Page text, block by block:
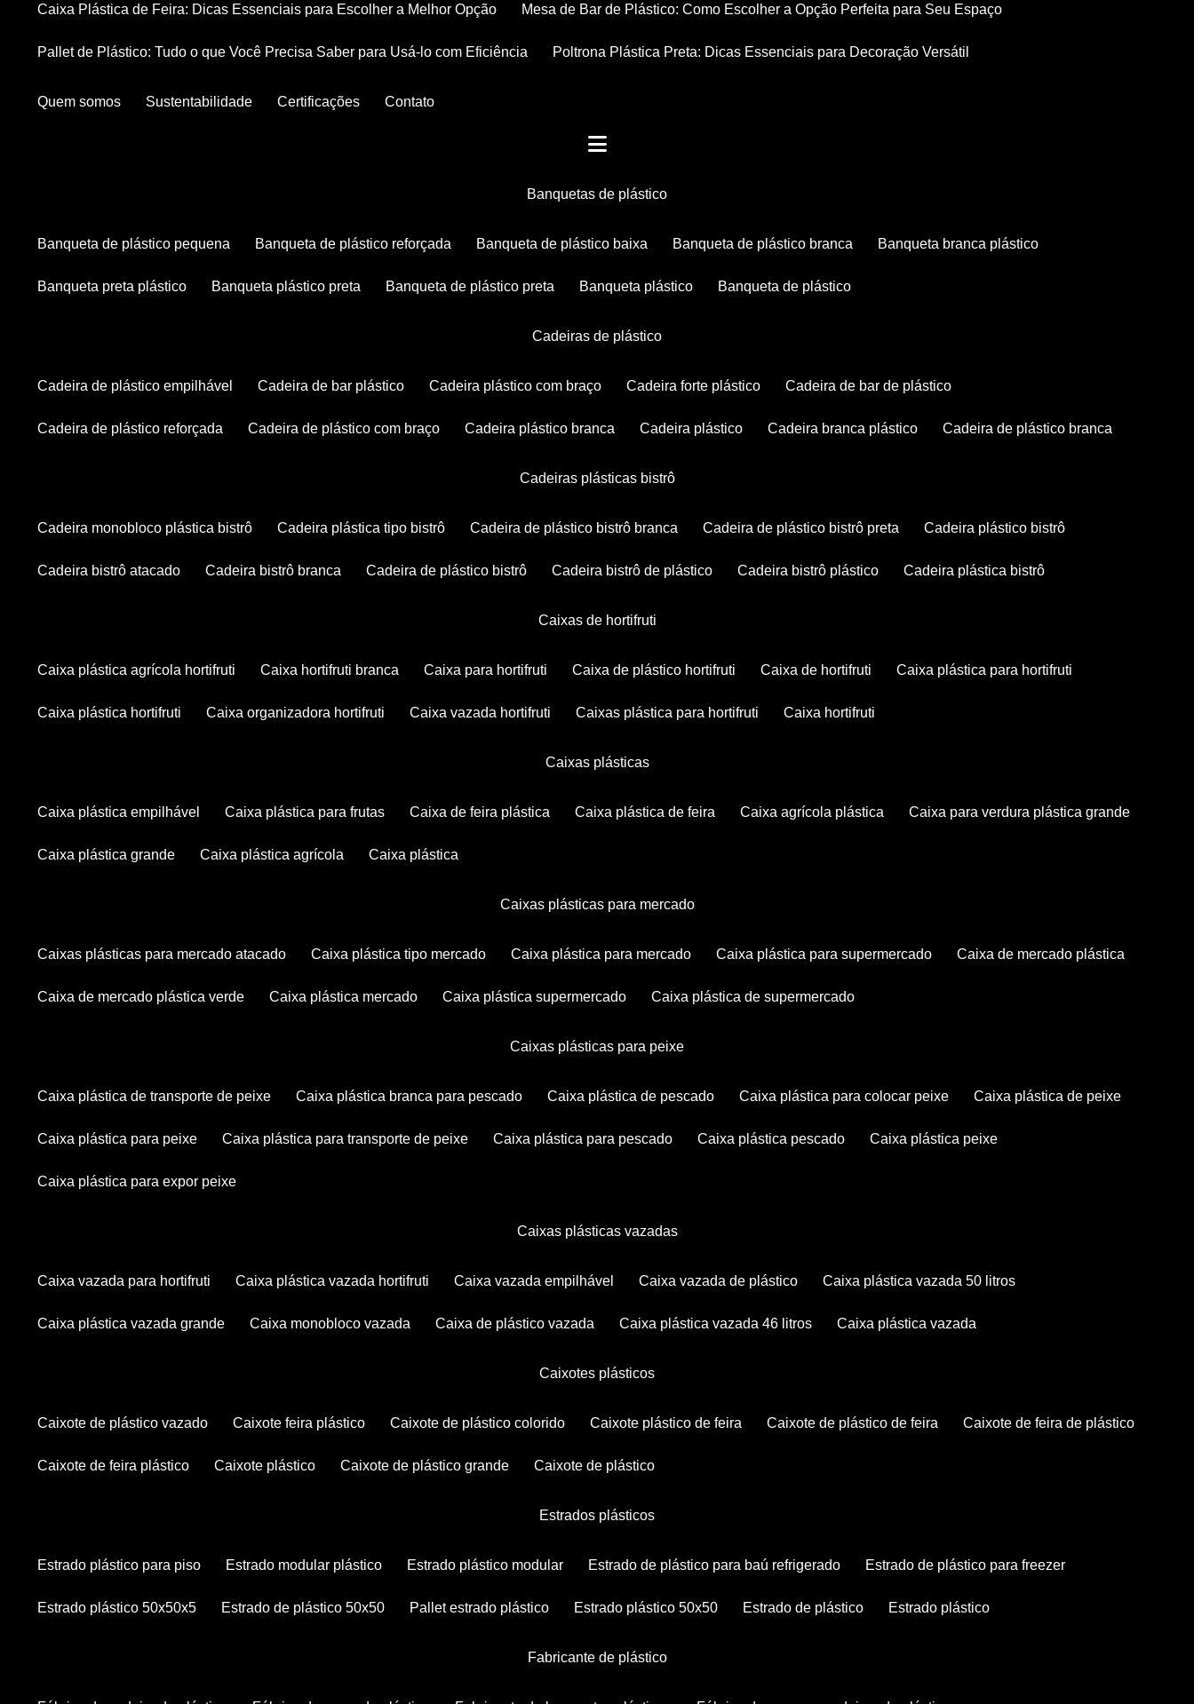
Caixa Plástica de Feira: Dicas Essenciais para Escolher a Melhor Opção Mesa de Bar de Plástico: Como Escolher a Opção Perfeita para Seu Espaço
Pallet de Plástico: Tudo o que Você Precisa Saber para Usá-lo com Eficiência Poltrona Plástica Preta: Dicas Essenciais para Decoração Versátil
Quem somos Sustentabilidade Certificações Contato
banquetas de plástico
banqueta de plástico pequena banqueta de plástico reforçada banqueta de plástico baixa banqueta de plástico branca banqueta branca plástico
banqueta preta plástico banqueta plástico preta banqueta de plástico preta banqueta plástico banqueta de plástico
cadeiras de plástico
cadeira de plástico empilhável cadeira de bar plástico cadeira plástico com braço cadeira forte plástico cadeira de bar de plástico
cadeira de plástico reforçada cadeira de plástico com braço cadeira plástico branca cadeira plástico cadeira branca plástico cadeira de plástico branca
cadeiras plásticas bistrô
cadeira monobloco plástica bistrô cadeira plástica tipo bistrô cadeira de plástico bistrô branca cadeira de plástico bistrô preta cadeira plástico bistrô
cadeira bistrô atacado cadeira bistrô branca cadeira de plástico bistrô cadeira bistrô de plástico cadeira bistrô plástico cadeira plástica bistrô
caixas de hortifruti
caixa plástica agrícola hortifruti caixa hortifruti branca caixa para hortifruti caixa de plástico hortifruti caixa de hortifruti caixa plástica para hortifruti
caixa plástica hortifruti caixa organizadora hortifruti caixa vazada hortifruti caixas plástica para hortifruti caixa hortifruti
caixas plásticas
caixa plástica empilhável caixa plástica para frutas caixa de feira plástica caixa plástica de feira caixa agrícola plástica caixa para verdura plástica grande
caixa plástica grande caixa plástica agrícola caixa plástica
caixas plásticas para mercado
caixas plásticas para mercado atacado caixa plástica tipo mercado caixa plástica para mercado caixa plástica para supermercado caixa de mercado plástica
caixa de mercado plástica verde caixa plástica mercado caixa plástica supermercado caixa plástica de supermercado
caixas plásticas para peixe
caixa plástica de transporte de peixe caixa plástica branca para pescado caixa plástica de pescado caixa plástica para colocar peixe caixa plástica de peixe
caixa plástica para peixe caixa plástica para transporte de peixe caixa plástica para pescado caixa plástica pescado caixa plástica peixe
caixa plástica para expor peixe
caixas plásticas vazadas
caixa vazada para hortifruti caixa plástica vazada hortifruti caixa vazada empilhável caixa vazada de plástico caixa plástica vazada 50 litros
caixa plástica vazada grande caixa monobloco vazada caixa de plástico vazada caixa plástica vazada 46 litros caixa plástica vazada
caixotes plásticos
caixote de plástico vazado caixote feira plástico caixote de plástico colorido caixote plástico de feira caixote de plástico de feira caixote de feira de plástico
caixote de feira plástico caixote plástico caixote de plástico grande caixote de plástico
estrados plásticos
estrado plástico para piso estrado modular plástico estrado plástico modular estrado de plástico para baú refrigerado estrado de plástico para freezer
estrado plástico 50x50x5 estrado de plástico 50x50 pallet estrado plástico estrado plástico 50x50 estrado de plástico estrado plástico
fabricante de plástico